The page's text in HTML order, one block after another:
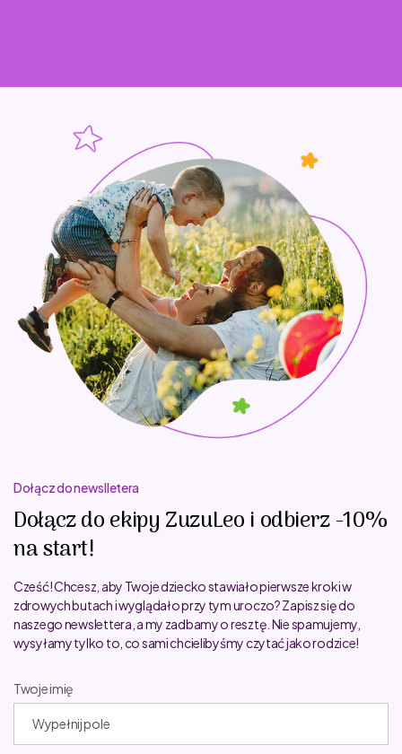
Dołącz do newslletera
Dołącz do ekipy ZuzuLeo i odbierz -10%
na start!
Cześć! Chcesz, aby Twoje dziecko stawiało pierwsze kroki w
zdrowych butach i wyglądało przy tym uroczo? Zapisz się do
naszego newslettera, a my zadbamy o resztę. Nie spamujemy,
wysyłamy tylko to, co sami chcielibyśmy czytać jako rodzice!
Twoje imię